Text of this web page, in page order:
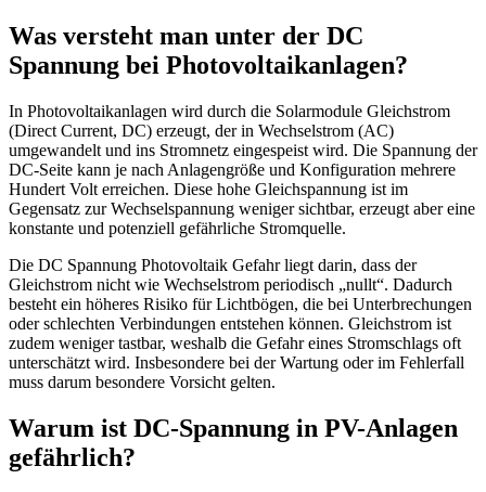
Was versteht man unter der DC
Spannung bei Photovoltaikanlagen?
In Photovoltaikanlagen wird durch die Solarmodule Gleichstrom
(Direct Current, DC) erzeugt, der in Wechselstrom (AC)
umgewandelt und ins Stromnetz eingespeist wird. Die Spannung der
DC-Seite kann je nach Anlagengröße und Konfiguration mehrere
Hundert Volt erreichen. Diese hohe Gleichspannung ist im
Gegensatz zur Wechselspannung weniger sichtbar, erzeugt aber eine
konstante und potenziell gefährliche Stromquelle.
Die DC Spannung Photovoltaik Gefahr liegt darin, dass der
Gleichstrom nicht wie Wechselstrom periodisch „nullt“. Dadurch
besteht ein höheres Risiko für Lichtbögen, die bei Unterbrechungen
oder schlechten Verbindungen entstehen können. Gleichstrom ist
zudem weniger tastbar, weshalb die Gefahr eines Stromschlags oft
unterschätzt wird. Insbesondere bei der Wartung oder im Fehlerfall
muss darum besondere Vorsicht gelten.
Warum ist DC-Spannung in PV-Anlagen
gefährlich?